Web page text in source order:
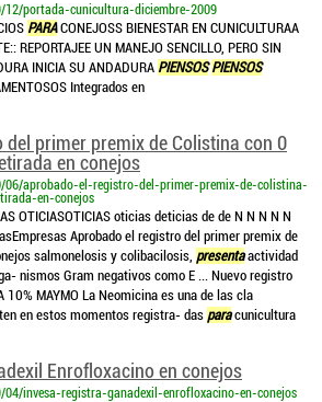
portada-cunicultura-diciembre-2009
PARACONEJOSS BIENESTAR EN CUNICULTURAA
REPORTAJEE UN MANEJO SENCILLO, PERO SIN
INICIA SU ANDADURA PIENSOS PIENSOS
Integrados en
primer premix de Colistina con 0
en conejos
06/aprobado-el-registro-del-primer-premix-de-colistina-
en-conejos
OTICIASOTICIAS oticias deticias de de N N N N N
Aprobado el registro del primer premix de
salmonelosis y colibacilosis, presentaactividad
nismos Gram negativos como E ... Nuevo registro
10% MAYMO La Neomicina es una de las cla
en estos momentos registra- das paracunicultura
Enrofloxacino en conejos
invesa-registra-ganadexil-enrofloxacino-en-conejos